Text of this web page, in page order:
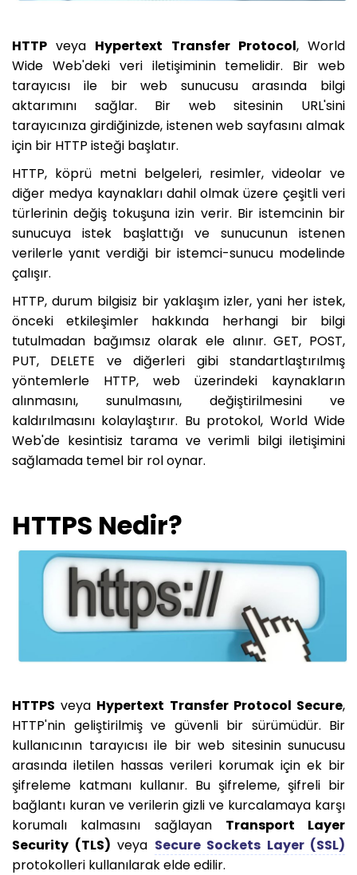
HTTP veya Hypertext Transfer Protocol, World
Wide Web'deki veri iletişiminin temelidir. Bir web
tarayıcısı ile bir web sunucusu arasında bilgi
aktarımını sağlar. Bir web sitesinin URL'sini
tarayıcınıza girdiğinizde, istenen web sayfasını almak
için bir HTTP isteği başlatır.
HTTP, köprü metni belgeleri, resimler, videolar ve
diğer medya kaynakları dahil olmak üzere çeşitli veri
türlerinin değiş tokuşuna izin verir. Bir istemcinin bir
sunucuya istek başlattığı ve sunucunun istenen
verilerle yanıt verdiği bir istemci-sunucu modelinde
çalışır.
HTTP, durum bilgisiz bir yaklaşım izler, yani her istek,
önceki etkileşimler hakkında herhangi bir bilgi
tutulmadan bağımsız olarak ele alınır. GET, POST,
PUT, DELETE ve diğerleri gibi standartlaştırılmış
yöntemlerle HTTP, web üzerindeki kaynakların
alınmasını, sunulmasını, değiştirilmesini ve
kaldırılmasını kolaylaştırır. Bu protokol, World Wide
Web'de kesintisiz tarama ve verimli bilgi iletişimini
sağlamada temel bir rol oynar.
HTTPS Nedir?
HTTPS veya Hypertext Transfer Protocol Secure,
HTTP'nin geliştirilmiş ve güvenli bir sürümüdür. Bir
kullanıcının tarayıcısı ile bir web sitesinin sunucusu
arasında iletilen hassas verileri korumak için ek bir
şifreleme katmanı kullanır. Bu şifreleme, şifreli bir
bağlantı kuran ve verilerin gizli ve kurcalamaya karşı
korumalı kalmasını sağlayan Transport Layer
Security (TLS) veya Secure Sockets Layer (SSL)
protokolleri kullanılarak elde edilir.